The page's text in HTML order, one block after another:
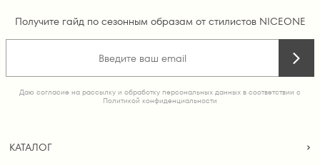
Получите гайд по сезонным образам от стилистов NICEONE
Даю согласие на рассылку и обработку персональных данных в соответствии с
Политикой конфиденциальности
КАТАЛОГ